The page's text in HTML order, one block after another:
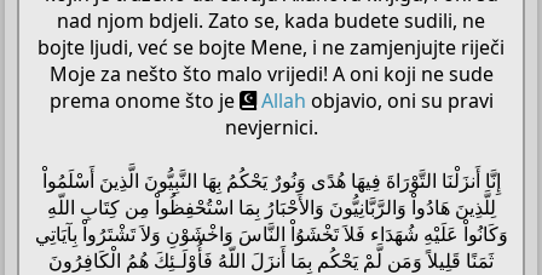
nad njom bdjeli. Zato se, kada budete sudili, ne
bojte ljudi, već se bojte Mene, i ne zamjenjujte riječi
Moje za nešto što malo vrijedi! A oni koji ne sude
prema onome što je
Allah objavio, oni su pravi
nevjernici.
إِنَّا أَنزَلْنَا التَّوْرَاةَ فِيهَا هُدًى وَنُورٌ يَحْكُمُ بِهَا النَّبِيُّونَ الَّذِينَ أَسْلَمُواْ
لِلَّذِينَ هَادُواْ وَالرَّبَّانِيُّونَ وَالأَحْبَارُ بِمَا اسْتُحْفِظُواْ مِن كِتَابِ اللّهِ
وَكَانُواْ عَلَيْهِ شُهَدَاء فَلاَ تَخْشَوُاْ النَّاسَ وَاخْشَوْنِ وَلاَ تَشْتَرُواْ بِآيَاتِي
ثَمَنًا قَلِيلاً وَمَن لَّمْ يَحْكُم بِمَا أَنزَلَ اللّهُ فَأُوْلَـئِكَ هُمُ الْكَافِرُونَ